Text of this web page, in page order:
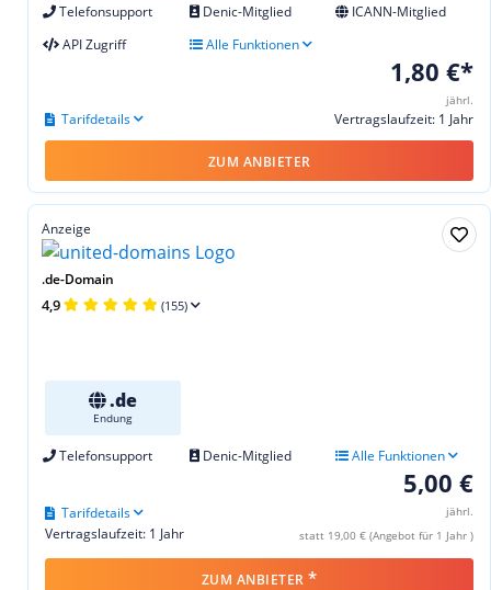
Telefonsupport Denic-Mitglied
ICANN-Mitglied
API Zugriff
Alle Funktionen
1,80 €*
jährl.
Vertragslaufzeit: 1 Jahr
Tarifdetails
ZUM ANBIETER
Anzeige
.de-Domain
4,9 (155)
.de
Endung
Telefonsupport Denic-Mitglied Alle Funktionen
5,00 €
jährl.
statt 19,00 € (Angebot für 1 Jahr )
Vertragslaufzeit: 1 Jahr
Tarifdetails
ZUM ANBIETER *